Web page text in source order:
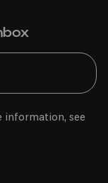
information, see